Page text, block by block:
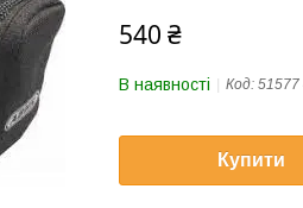
540 ₴
В наявності Код: 51577
Купити